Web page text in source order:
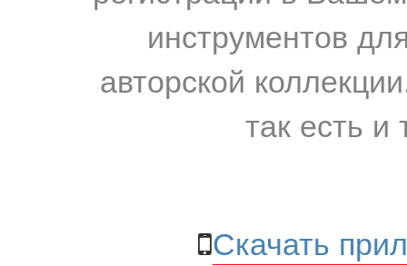
инструментов
авторской
так есть и
Скачать